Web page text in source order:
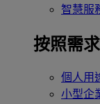
智慧服
按照需求
個人用
小型企